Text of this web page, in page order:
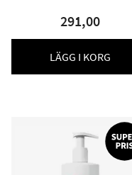
291,00
LÄGG I KORG